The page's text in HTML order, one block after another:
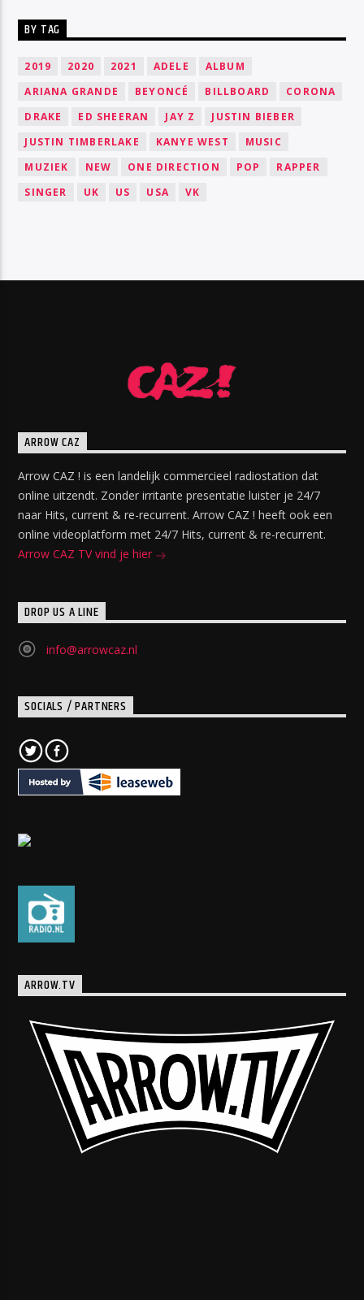
BY TAG
2019 2020 2021 ADELE
ALBUM
ARIANA GRANDE
BEYONCÉ BILLBOARD
CORONA
DRAKE
ED SHEERAN JAY Z
JUSTIN BIEBER
JUSTIN TIMBERLAKE
KANYE WEST
MUSIC
MUZIEK
NEW ONE DIRECTION POP
RAPPER
SINGER
UK US USA VK
ARROW CAZ
Arrow CAZ ! is een landelijk commercieel radiostation dat
online uitzendt. Zonder irritante presentatie luister je 24/7
naar Hits, current & re-recurrent. Arrow CAZ ! heeft ook een
online videoplatform met 24/7 Hits, current & re-recurrent.
Arrow CAZ TV vind je hier
DROP US A LINE
info@arrowcaz.nl
SOCIALS / PARTNERS
ARROW.TV